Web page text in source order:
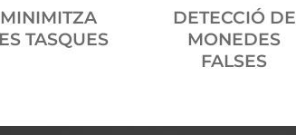
MINIMITZA
TASQUES
DETECCIÓ DE
MONEDES
FALSES